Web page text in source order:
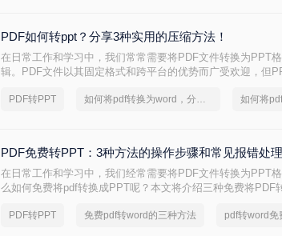
PDF如何转ppt？分享3种实用的压缩方法！
在日常工作和学习中，我们常常需要将PDF文件转换为PPT
辑。PDF文件以其固定格式和跨平台的优势而广受欢迎，但
帮助您轻松完成这一任务。
PDF转PPT 如何将pdf转换为word，分享一种简单的方法
PDF免费转PPT：3种方法的操作步骤和常见报错处
在日常工作和学习中，我们经常需要将PDF文件转换为PPT
么如何免费将pdf转换成PPT呢？本文将介绍三种免费将PDF
PDF转PPT 免费pdf转word的三种方法 pdf转word免